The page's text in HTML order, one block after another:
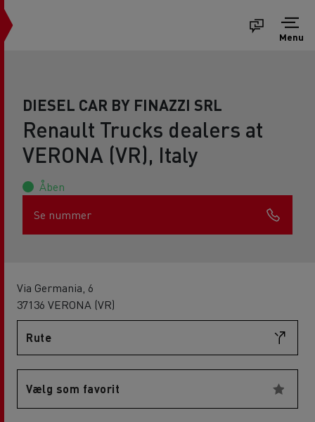
Menu
DIESEL CAR BY FINAZZI SRL
Renault Trucks dealers at
VERONA (VR), Italy
Åben
Se nummer
Via Germania, 6
37136 VERONA (VR)
Rute
Vælg som favorit